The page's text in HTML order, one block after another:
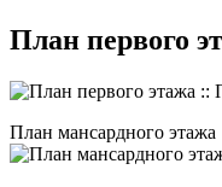
План первого
План мансардного этажа